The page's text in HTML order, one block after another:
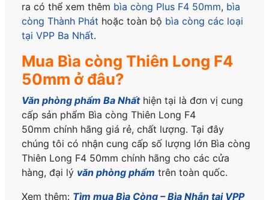
ra có thể xem thêm bìa còng Plus F4 50mm, bìa
còng Thành Phát hoặc toàn bộ bìa còng các loại
tại VPP Ba Nhất.
Mua Bìa còng Thiên Long F4
50mm ở đâu?
Văn phòng phẩm Ba Nhấthiện tại là đơn vị cung
cấp sản phẩm Bìa còng Thiên Long F4
50mm chính hãng giá rẻ, chất lượng. Tại đây
chúng tôi có nhận cung cấp số lượng lớn Bìa còng
Thiên Long F4 50mmchính hãng cho các cửa
hàng, đại lý văn phòng phẩm trên toàn quốc.
Xem thêm: Tìm mua Bìa Còng – Bìa Nhẫn tại VPP